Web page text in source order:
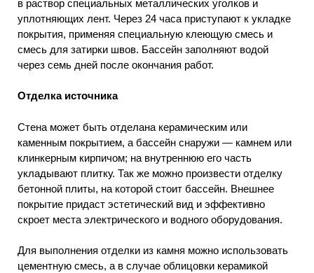
в раствор специальных металлических уголков и
уплотняющих лент. Через 24 часа приступают к укладке
покрытия, применяя специальную клеющую смесь и
смесь для затирки швов. Бассейн заполняют водой
через семь дней после окончания работ.
Отделка источника
Стена может быть отделана керамическим или
каменным покрытием, а бассейн снаружи — камнем или
клинкерным кирпичом; на внутреннюю его часть
укладывают плитку. Так же можно произвести отделку
бетонной плиты, на которой стоит бассейн. Внешнее
покрытие придаст эстетический вид и эффективно
скроет места электрического и водного оборудования.
Для выполнения отделки из камня можно использовать
цементную смесь, а в случае облицовки керамикой